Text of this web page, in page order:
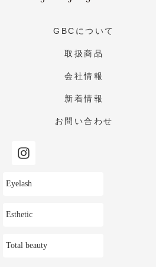
GBCについて
取扱商品
会社情報
新着情報
お問い合わせ
Eyelash
Esthetic
Total beauty